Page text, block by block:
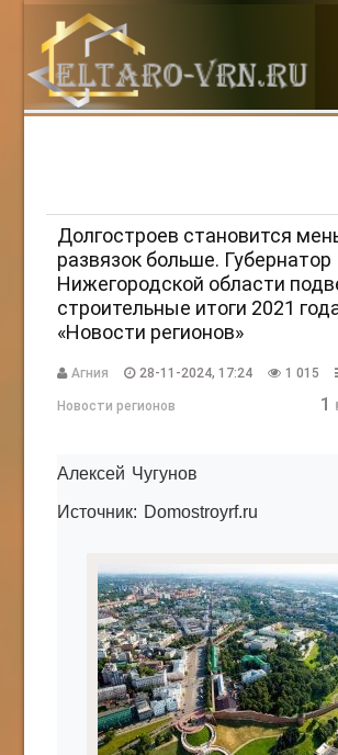
АВТОРИЗАЦИЯ НА САЙТЕ
НОВОСТИ СЕГОДНЯ
КАК С НАМИ СВЯЗАТЬСЯ
Edgarpo26@gmail.com
axin.ed@yandex.ru
yrikf40@gmail.com
Eltaro-Vrn.ru
@Edgarpo36
Долгостроев становится
развязок больше. Губернатор
Нижегородской области
строительные итоги 2021
«Новости регионов»
Агния 28-11-2024, 17:24 1 015
Новости регионов 1
Алексей Чугунов
Источник: Domostroyrf.ru